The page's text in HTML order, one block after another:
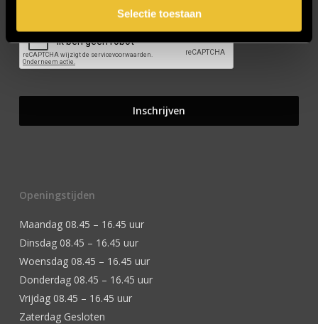
Selectie toestaan
Openingstijden
Maandag 08.45 – 16.45 uur
Dinsdag 08.45 – 16.45 uur
Woensdag 08.45 – 16.45 uur
Donderdag 08.45 – 16.45 uur
Vrijdag 08.45 – 16.45 uur
Zaterdag Gesloten